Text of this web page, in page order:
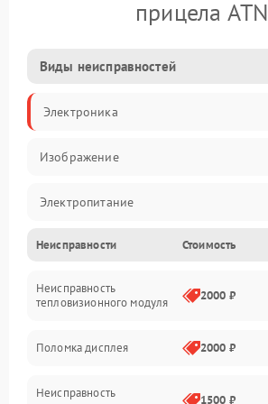
прицела ATN
Виды неисправностей
Электроника
Изображение
Электропитание
Измерения
Матрица
Неисправности Стоимость
Неисправность
тепловизионного модуля
2000 ₽
Поломка дисплея 2000 ₽
Неисправность
1500 ₽